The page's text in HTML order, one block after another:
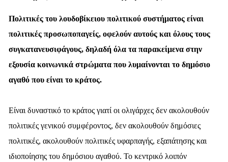
Πολιτικές του λουδοβίκειου πολιτικού συστήματος είναι
πολιτικές προσωποπαγείς, οφελούν αυτούς και όλους τους
συγκατανευσιφάγους, δηλαδή όλα τα παρακείμενα στην
εξουσία κοινωνικά στρώματα που λυμαίνονται το δημόσιο
αγαθό που είναι το κράτος.
Είναι δυναστικό το κράτος γιατί οι ολιγάρχες δεν ακολουθούν
πολιτικές γενικού συμφέροντος, δεν ακολουθούν δημόσιες
πολιτικές, ακολουθούν πολιτικές υφαρπαγής, εξαπάτησης και
ιδιοποίησης του δημόσιου αγαθού. Το κεντρικό λοιπόν